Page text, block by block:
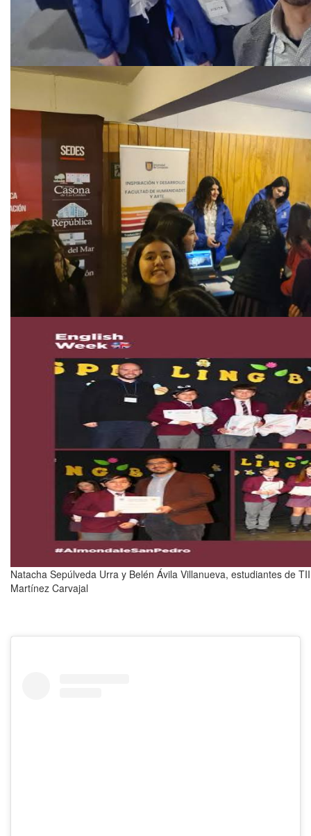
Natacha Sepúlveda Urra y Belén Ávila Villanueva, estudiantes de
Martínez Carvajal